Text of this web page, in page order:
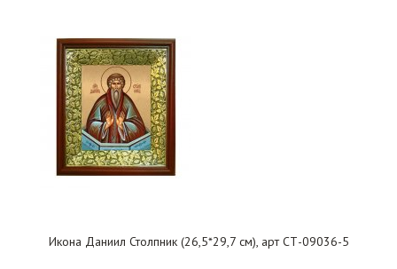
Икона Даниил Столпник (26,5*29,7 см), арт СТ-09036-5